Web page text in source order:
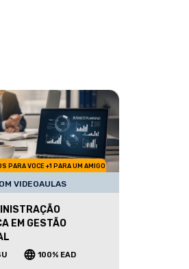
PARA VOCE +1 PARA UM AMIGO
VIDEOAULAS
EM GESTÃO
100% EAD